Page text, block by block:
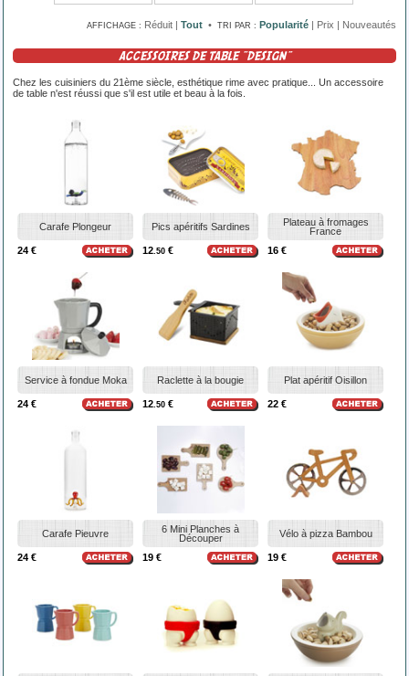
AFFICHAGE : Réduit | Tout • TRI PAR : Popularité | Prix | Nouveautés
ACCESSOIRES DE TABLE "DESIGN"
Chez les cuisiniers du 21ème siècle, esthétique rime avec pratique... Un accessoire
de table n'est réussi que s'il est utile et beau à la fois.
Carafe Plongeur
24 €
Pics apéritifs Sardines
12.50 €
Plateau à fromages
France
16 €
Service à fondue Moka
24 €
Raclette à la bougie
12.50 €
Plat apéritif Oisillon
22 €
Carafe Pieuvre
24 €
6 Mini Planches à
Découper
19 €
Vélo à pizza Bambou
19 €